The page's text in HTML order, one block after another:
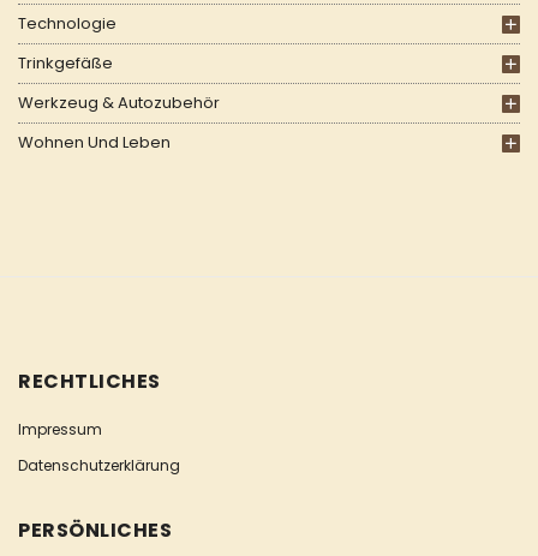
Technologie
Trinkgefäße
Werkzeug & Autozubehör
Wohnen Und Leben
RECHTLICHES
Impressum
Datenschutzerklärung
PERSÖNLICHES